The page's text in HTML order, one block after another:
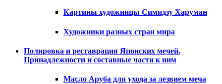
Картины художницы Симидзу Харуман
Художники разных стран мира
Полировка и реставрация Японских мечей.
Принадлежности и составные части к ним
Масло Аруба для ухода за лезвием меча